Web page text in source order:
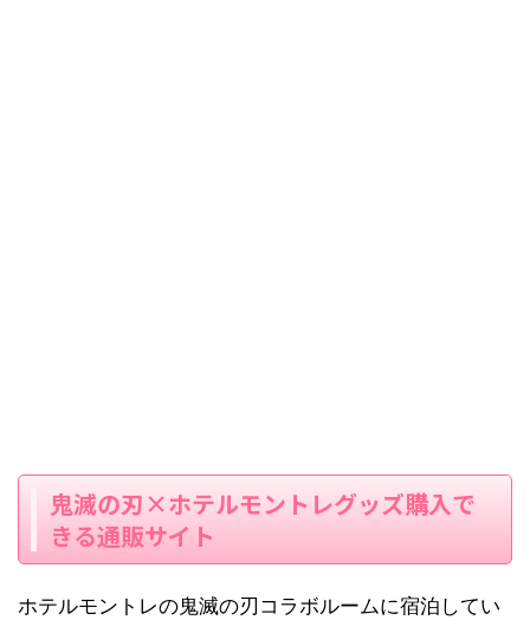
鬼滅の刃×ホテルモントレグッズ購入で
きる通販サイト
ホテルモントレの鬼滅の刃コラボルームに宿泊してい